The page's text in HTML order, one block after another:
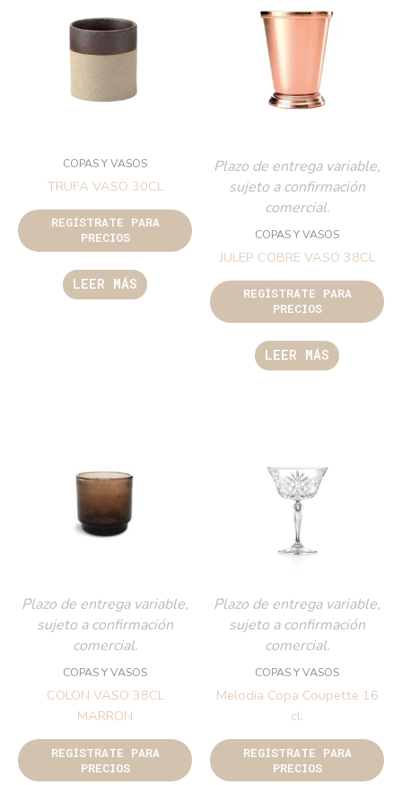
COPAS Y VASOS
TRUFA VASO 30CL
REGÍSTRATE PARA
PRECIOS
LEER MÁS
Plazo de entrega variable,
sujeto a confirmación
comercial.
COPAS Y VASOS
JULEP COBRE VASO 38CL
REGÍSTRATE PARA
PRECIOS
LEER MÁS
Plazo de entrega variable,
sujeto a confirmación
comercial.
COPAS Y VASOS
COLON VASO 38CL
MARRON
REGÍSTRATE PARA
PRECIOS
Plazo de entrega variable,
sujeto a confirmación
comercial.
COPAS Y VASOS
Melodia Copa Coupette 16
cl.
REGÍSTRATE PARA
PRECIOS